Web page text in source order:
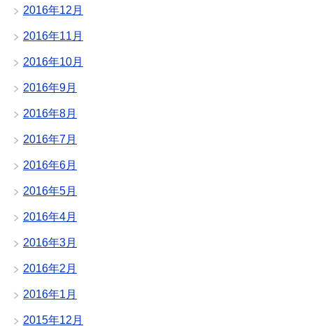
2016年12月
2016年11月
2016年10月
2016年9月
2016年8月
2016年7月
2016年6月
2016年5月
2016年4月
2016年3月
2016年2月
2016年1月
2015年12月